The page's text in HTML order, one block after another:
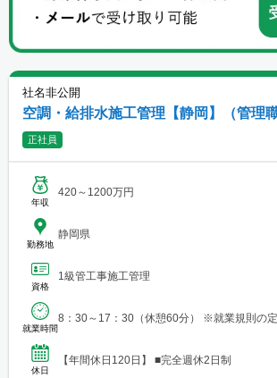
社名非公開
空調・給排水施工管理【静岡】（管理
正社員
年収
420～1200万円
勤務地
静岡県
資格
1級管工事施工管理
就業時間
8：30～17：30（休憩60分） ※
休日
【年間休日120日】 ■完全週休2日制